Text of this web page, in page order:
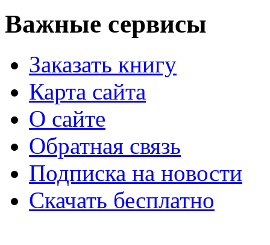
Важные сервисы
Заказать книгу
Карта сайта
О сайте
Обратная связь
Подписка на новости
Скачать бесплатно